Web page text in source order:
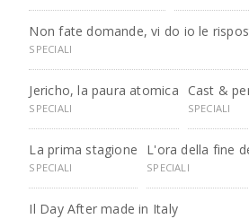
Non fate domande, vi do io le
SPECIALI
Jericho, la paura atomica
SPECIALI
Cast &
SPECIALI
La prima stagione
SPECIALI
L'ora della fine
SPECIALI
Il Day After made in Italy